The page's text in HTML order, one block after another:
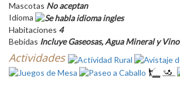
Mascotas No aceptan
Idioma
Habitaciones 4
Bebidas Incluye Gaseosas, Agua Mineral y Vino
Actividades